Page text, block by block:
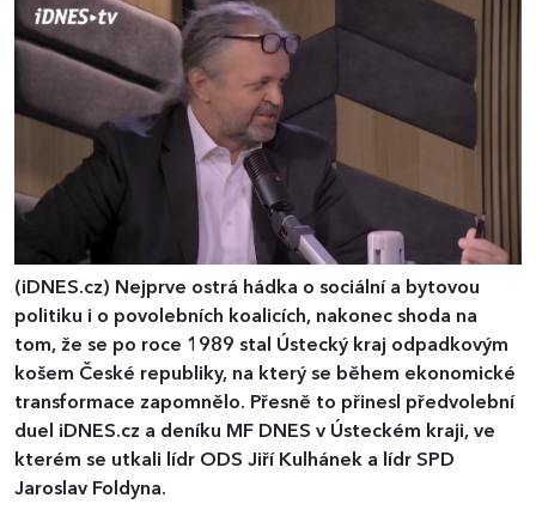
(iDNES.cz) Nejprve ostrá hádka o sociální a bytovou
politiku i o povolebních koalicích, nakonec shoda na
tom, že se po roce 1989 stal Ústecký kraj odpadkovým
košem České republiky, na který se během ekonomické
transformace zapomnělo. Přesně to přinesl předvolební
duel iDNES.cz a deníku MF DNES v Ústeckém kraji, ve
kterém se utkali lídr ODS Jiří Kulhánek a lídr SPD
Jaroslav Foldyna.